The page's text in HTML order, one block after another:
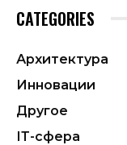
CATEGORIES
Архитектура
Инновации
Другое
ІТ-сфера